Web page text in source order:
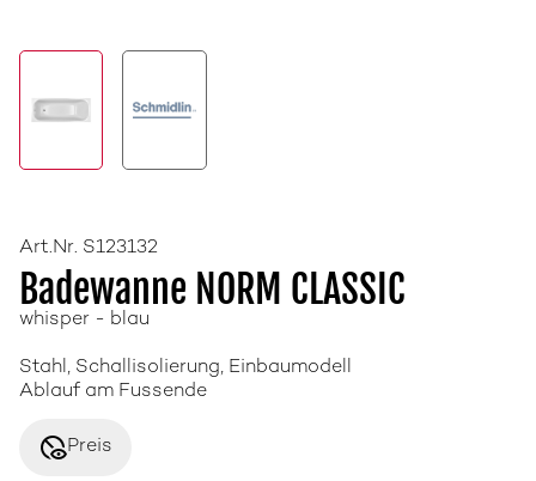
Art.Nr. S123132
Badewanne NORM CLASSIC
whisper - blau
Stahl, Schallisolierung, Einbaumodell
Ablauf am Fussende
disabled_visiblePreis